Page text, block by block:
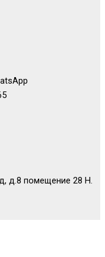
д.8 помещение 28 Н.